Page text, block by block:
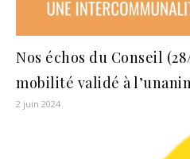
Nos échos du Conseil
mobilité validé à
2 juin 2024